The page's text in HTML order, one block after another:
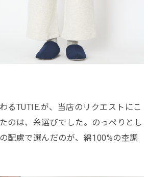
るTUTIE.が、当店のリクエストにこ
のは、糸選びでした。のっぺりとし
配慮で選んだのが、綿100%の杢調